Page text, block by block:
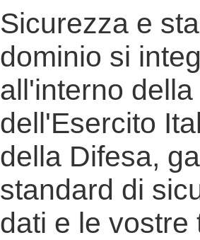
Sicurezza e
dominio si
all'interno
dell'Esercito
della Difesa,
standard di
dati e le vostre